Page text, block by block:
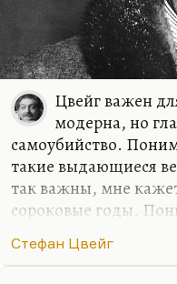
Цвейг важен
модерна, но
самоубийство.
такие выдающиеся
так важны, мне
сороковые годы.
Но ясно было и то,
Стефан Цвейг